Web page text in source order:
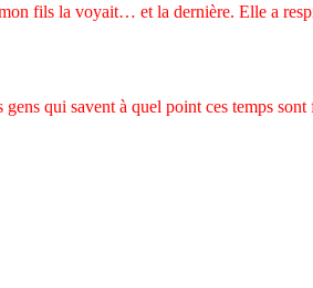
fils la voyait… et la dernière. Elle a
qui savent à quel point ces temps sont